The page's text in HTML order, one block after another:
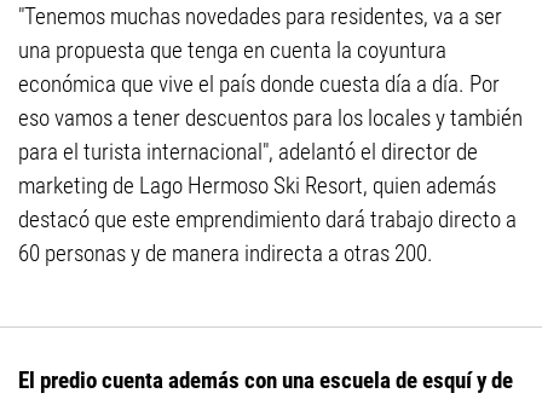
"Tenemos muchas novedades para residentes, va a ser
una propuesta que tenga en cuenta la coyuntura
económica que vive el país donde cuesta día a día. Por
eso vamos a tener descuentos para los locales y también
para el turista internacional", adelantó el director de
marketing de Lago Hermoso Ski Resort, quien además
destacó que este emprendimiento dará trabajo directo a
60 personas y de manera indirecta a otras 200.
El predio cuenta además con una escuela de esquí y de